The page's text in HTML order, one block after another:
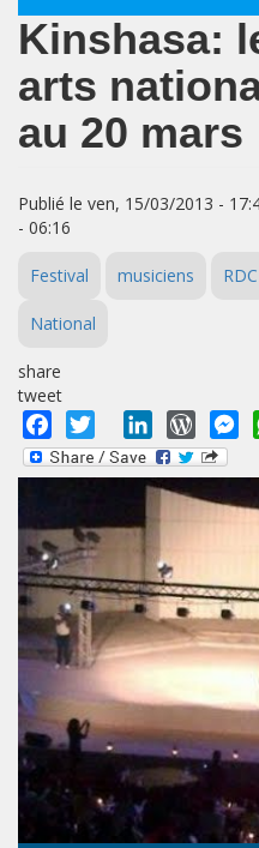
Kinshasa:
arts
au 20 mars
Publié le ven, 15/03/2013 -
- 06:16
Festival musiciens RDC
National
share
tweet
Facebook
Twitter LinkedIn